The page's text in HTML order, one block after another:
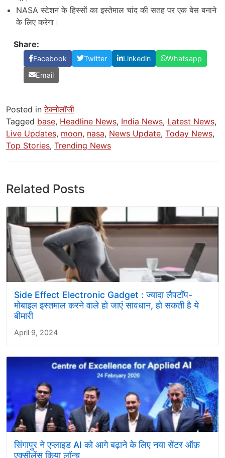
NASA स्टेशन के हिस्सों का इस्तेमाल चांद की सतह पर एक बेस बनाने
के लिए करेगा।
Share:
Facebook Twitter Linkedin
Whatsapp
Email
Posted inटेक्नोलॉजी
Tagged base, Headline News, India News, Latest News,
Live Updates, moon, nasa, News Update, Today News,
Top Stories, Trending News
Related Posts
Side Effect Electronic Gadget : ज्यादा लैपटॉप-
मोबाइल इस्तमाल करने वाले हो जाएं सावधान, हो सकती है ये
बीमारी
April 9, 2024
सिंगापुर ने एप्लाइड AI को आगे बढ़ाने के लिए नया सेंटर ऑफ़
एक्सीलेंस किया लॉन्च